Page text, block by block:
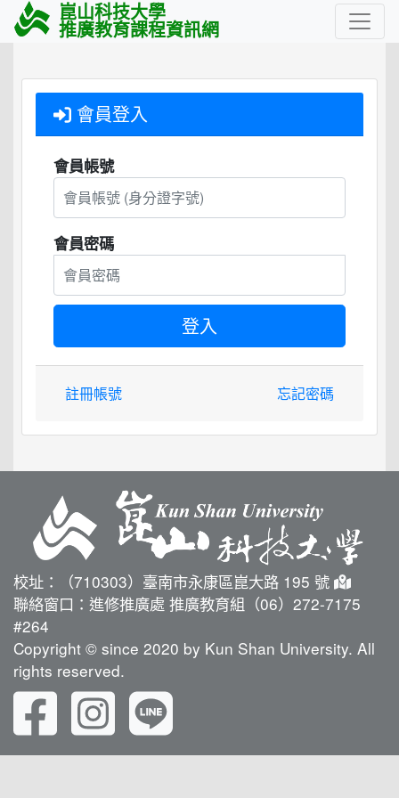
崑山科技大學
推廣教育課程資訊網
會員登入
會員帳號
會員密碼
註冊帳號 忘記密碼
校址：（710303）臺南市永康區崑大路 195 號
聯絡窗口：進修推廣處 推廣教育組（06）272-7175
#264
Copyright © since 2020 by Kun Shan University. All
rights reserved.